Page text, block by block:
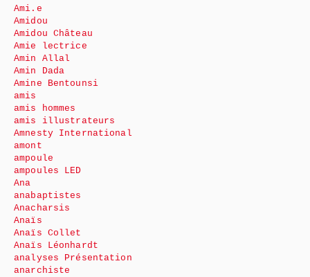
Ami.e
Amidou
Amidou Château
Amie lectrice
Amin Allal
Amin Dada
Amine Bentounsi
amis
amis hommes
amis illustrateurs
Amnesty International
amont
ampoule
ampoules LED
Ana
anabaptistes
Anacharsis
Anaïs
Anaïs Collet
Anaïs Léonhardt
analyses Présentation
anarchiste